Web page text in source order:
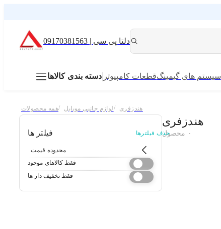
دلتا پی سی | 09170381563
دسته بندی کالاها قطعات کامپیوترسیستم های گیمینگ
همه محصولات/ لوازم جانبی موبایل/ هندزفری
فیلتر ها حذف فیلترها
محدوده قیمت
فقط کالاهای موجود
فقط تخفیف دار ها
هندزفری
۰ محصول